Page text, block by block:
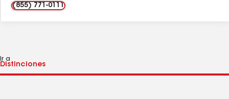
(855) 771-0111
Ir a